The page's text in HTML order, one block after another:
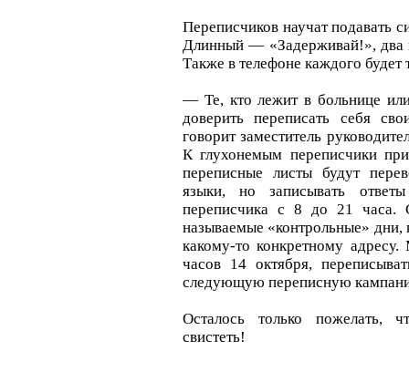
Переписчиков научат подавать
Длинный — «Задерживай!»,
Также в телефоне каждого будет
— Те, кто лежит в больнице
доверить переписать себя
говорит заместитель
К глухонемым переписчики
переписные листы будут
языки, но записывать
переписчика с 8 до 21 часа.
называемые «контрольные» дни,
какому-то конкретному
часов 14 октября,
следующую переписную
Осталось только пожелать,
свистеть!